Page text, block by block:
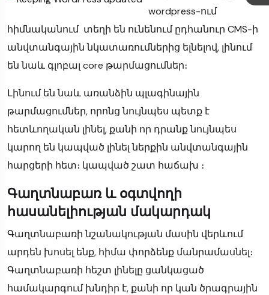
wordpress-ում
հիմնականում տեղի են ունենում ըդհանուր CMS-ի
անվտանգային նկատառումներից ելնելով, լինում
են նաև գլոբալ core թարմացումներ։
Լինում են նաև առանձին պլագինային
թարմացումներ, որոնց նույնպես պետք է
հետևողական լինել, քանի որ դրանք նույնպես
կարող են կապված լինել ներքին անվտանգային
հարցերի հետ։ կապված շատ հաճախ ։
Գաղտնաբառ և օգտվողի
հասանելիության մակարդակ
Գաղտնաբառի նշանակության մասին վերևում
արդեն խոսել ենք, հիմա փորձենք մանրամասնել։
Գաղտնաբառի հեշտ լինելը ցանկացած
համակարգում խնդիր է, քանի որ կան ծրագրային